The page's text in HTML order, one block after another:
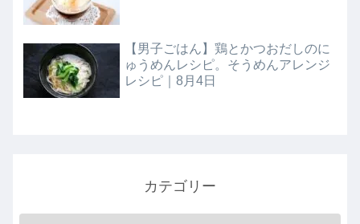
【男子ごはん】鶏とかつおだしのに
ゅうめんレシピ。そうめんアレンジ
レシピ｜8月4日
カテゴリー